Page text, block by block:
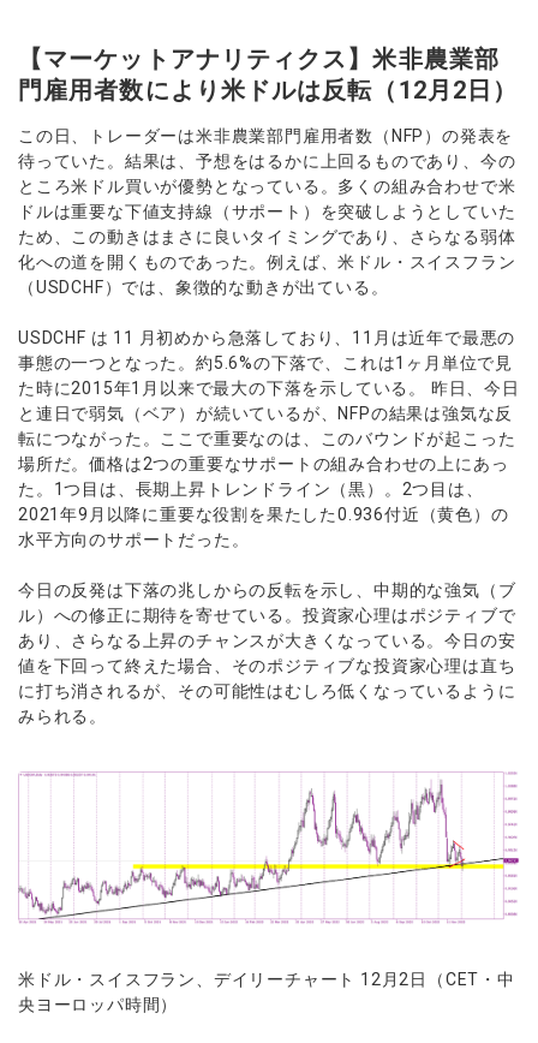
【マーケットアナリティクス】米非農業部
門雇用者数により米ドルは反転（12月2日）
この日、トレーダーは米非農業部門雇用者数（NFP）の発表を
待っていた。結果は、予想をはるかに上回るものであり、今の
ところ米ドル買いが優勢となっている。多くの組み合わせで米
ドルは重要な下値支持線（サポート）を突破しようとしていた
ため、この動きはまさに良いタイミングであり、さらなる弱体
化への道を開くものであった。例えば、米ドル・スイスフラン
（USDCHF）では、象徴的な動きが出ている。
USDCHF は 11 月初めから急落しており、11月は近年で最悪の
事態の一つとなった。約5.6%の下落で、これは1ヶ月単位で見
た時に2015年1月以来で最大の下落を示している。 昨日、今日
と連日で弱気（ベア）が続いているが、NFPの結果は強気な反
転につながった。ここで重要なのは、このバウンドが起こった
場所だ。価格は2つの重要なサポートの組み合わせの上にあっ
た。1つ目は、長期上昇トレンドライン（黒）。2つ目は、
2021年9月以降に重要な役割を果たした0.936付近（黄色）の
水平方向のサポートだった。
今日の反発は下落の兆しからの反転を示し、中期的な強気（ブ
ル）への修正に期待を寄せている。投資家心理はポジティブで
あり、さらなる上昇のチャンスが大きくなっている。今日の安
値を下回って終えた場合、そのポジティブな投資家心理は直ち
に打ち消されるが、その可能性はむしろ低くなっているように
みられる。
米ドル・スイスフラン、デイリーチャート 12月2日（CET・中
央ヨーロッパ時間）